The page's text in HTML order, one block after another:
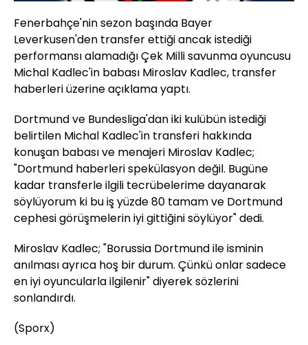
Fenerbahçe'nin sezon başında Bayer
Leverkusen'den transfer ettiği ancak istediği
performansı alamadığı Çek Milli savunma oyuncusu
Michal Kadlec'in babası Miroslav Kadlec, transfer
haberleri üzerine açıklama yaptı.
Dortmund ve Bundesliga'dan iki kulübün istediği
belirtilen Michal Kadlec'in transferi hakkında
konuşan babası ve menajeri Miroslav Kadlec;
"Dortmund haberleri spekülasyon değil. Bugüne
kadar transferle ilgili tecrübelerime dayanarak
söylüyorum ki bu iş yüzde 80 tamam ve Dortmund
cephesi görüşmelerin iyi gittiğini söylüyor" dedi.
Miroslav Kadlec; "Borussia Dortmund ile isminin
anılması ayrıca hoş bir durum. Çünkü onlar sadece
en iyi oyuncularla ilgilenir" diyerek sözlerini
sonlandırdı.
(Sporx)